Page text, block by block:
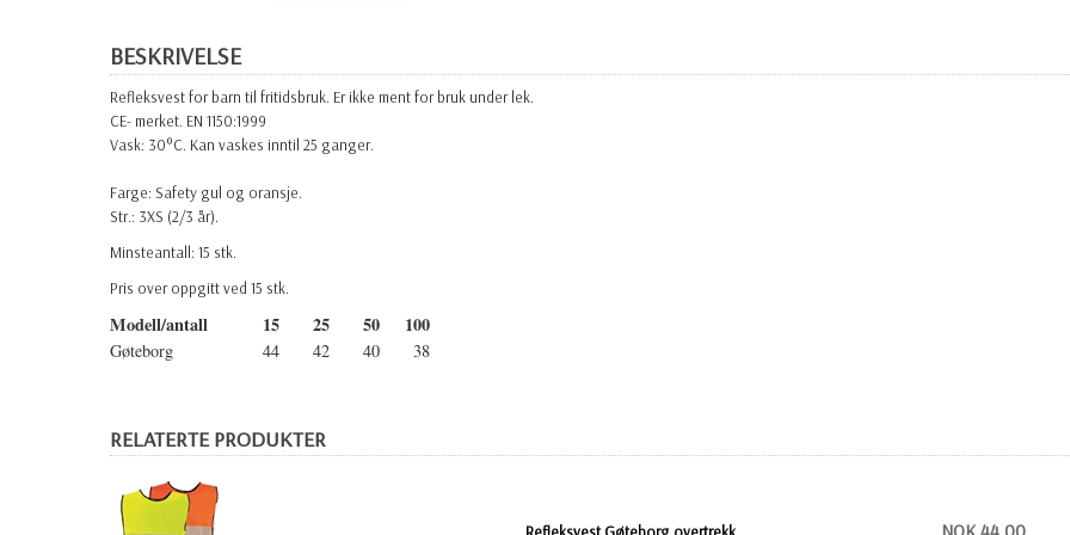
BESKRIVELSE
Refleksvest for barn til fritidsbruk. Er ikke ment for bruk under lek.
CE- merket. EN 1150:1999
Vask: 30°C. Kan vaskes inntil 25 ganger.
Farge: Safety gul og oransje.
Str.: 3XS (2/3 år).
Minsteantall: 15 stk.
Pris over oppgitt ved 15 stk.
Modell/antall 15 25 50 100
Gøteborg 44 42 40 38
RELATERTE PRODUKTER